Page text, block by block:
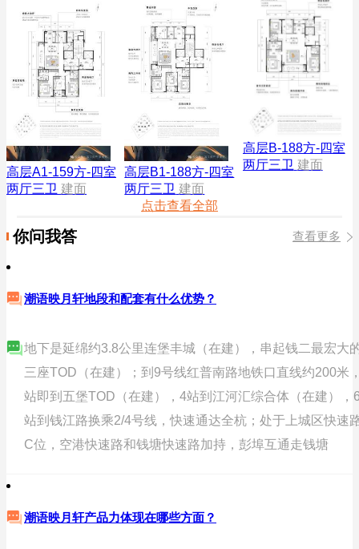
高层A1-159方-四室
两厅三卫 建面
高层B1-188方-四室
两厅三卫 建面
高层B-188方-四室
两厅三卫 建面
点击查看全部
你问我答 查看更多
潮语映月轩地段和配套有什么优势？
地下是延绵约3.8公里连堡丰城（在建），串起钱二最宏大
三座TOD（在建）；到9号线红普南路地铁口直线约200米
站即到五堡TOD（在建），4站到江河汇综合体（在建），
站到钱江路换乘2/4号线，快速通达全杭；处于上城区快速
C位，空港快速路和钱塘快速路加持，彭埠互通走钱塘
潮语映月轩产品力体现在哪些方面？